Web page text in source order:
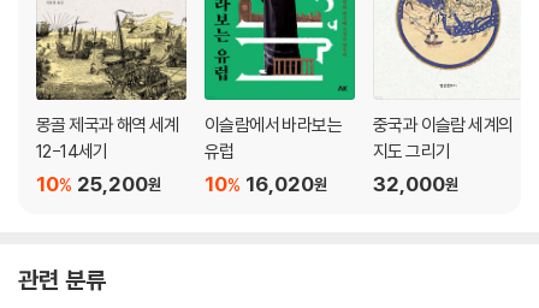
참고문헌
주요인물소개
연표
몽골 제국과 해역 세계
12-14세기
25,200원
10%
이슬람에서 바라보는
유럽
16,020원
10%
중국과 이슬람 세계의
지도 그리기
32,000원
관련 분류